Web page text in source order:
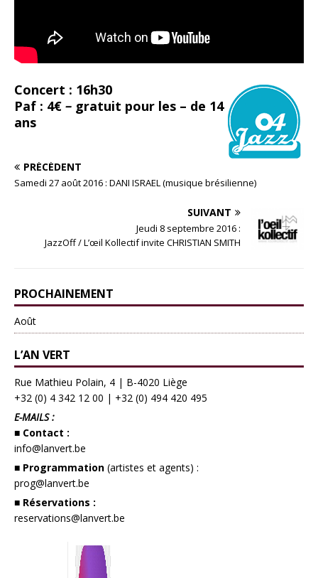
Concert : 16h30
Paf : 4€ – gratuit pour les – de 14
ans
PRÉCÉDENT
Samedi 27 août 2016 : DANI ISRAEL (musique brésilienne)
SUIVANT
Jeudi 8 septembre 2016 :
JazzOff / L’œil Kollectif invite CHRISTIAN SMITH
PROCHAINEMENT
Août
L’AN VERT
Rue Mathieu Polain, 4 | B-4020 Liège
+32 (0) 4 342 12 00 | +32 (0) 494 420 495
E-MAILS :
■ Contact :
info@lanvert.be
■ Programmation (artistes et agents) :
prog@lanvert.be
■ Réservations :
reservations@lanvert.be